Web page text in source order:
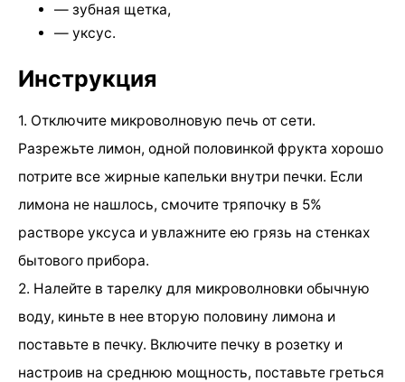
— зубная щетка,
— уксус.
Инструкция
1. Отключите микроволновую печь от сети.
Разрежьте лимон, одной половинкой фрукта хорошо
потрите все жирные капельки внутри печки. Если
лимона не нашлось, смочите тряпочку в 5%
растворе уксуса и увлажните ею грязь на стенках
бытового прибора.
2. Налейте в тарелку для микроволновки обычную
воду, киньте в нее вторую половину лимона и
поставьте в печку. Включите печку в розетку и
настроив на среднюю мощность, поставьте греться